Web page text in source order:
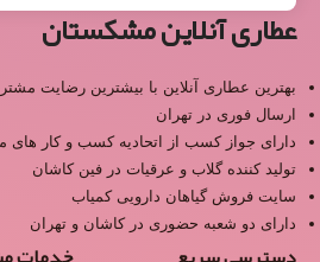
عطاری آنلاین مشکستان
بهترین عطاری آنلاین با بیشترین رضایت
ارسال فوری در تهران
دارای جواز کسب از اتحادیه کسب و کار های
تولید کننده گلاب و عرقیات در فین کاشان
سایت فروش گیاهان دارویی کمیاب
دارای دو شعبه حضوری در کاشان و تهران